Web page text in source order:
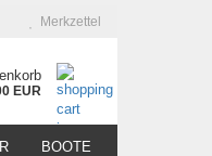
Merkzettel
EUR
BOOTE